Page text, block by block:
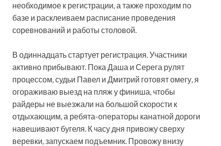
необходимое к регистрации, а также проходим по
базе и расклеиваем расписание проведения
соревнований и работы столовой.
В одиннадцать стартует регистрация. Участники
активно прибывают. Пока Даша и Серега рулят
процессом, судьи Павел и Дмитрий готовят омегу, я
огораживаю выезд на пляж у финиша, чтобы
райдеры не выезжали на большой скорости к
отдыхающим, а ребята-операторы канатной дороги
навешивают бугеля. К часу дня привожу сверху
веревки, запускаем подъемник. Провожу внизу